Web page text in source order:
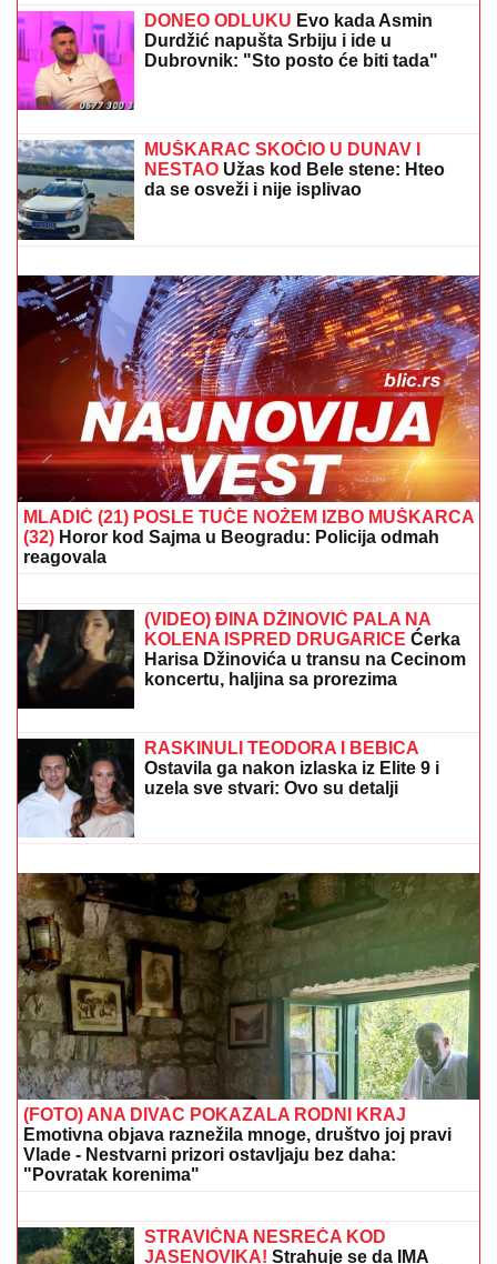
MONSTRUOZNE PORUKENakon
pretnji Ane Nikolić proživljava horor,
sve objavila: "Patetični ste"
Dubrovnik: "Sto posto će biti tada"
(VIDEO) TRUDNA ANITA DOVEZLA LUKU NA PINK
Strasno se grle i ljube u kolima, ne pušta ga: Blista
pred porođaj
MUŠKARAC SKOČIO U DUNAV I
NESTAO Užas kod Bele stene: Hteo
da se osveži i nije isplivao
(FOTO) MILICU VELIČKOVIĆ
ZADESILA NOVA NEPRIJATNOST NA
ADI BOJANIProlazi kroz agoniju,
oglasila se i otkrila šta se dešava
MLADIĆ (21) POSLE TUČE NOŽEM IZBO MUŠKARCA
(32)Horor kod Sajma u Beogradu: Policija odmah
reagovala
ŽENA MARKA JANKETIĆA U
KUPAĆEM!Glumac objavio slike sa
letovanja, razmenjuju nežnosti na
plaži: On bez majice, pokazao koliko je
posvećen otac
(VIDEO) ĐINA DŽINOVIĆ PALA NA
KOLENA ISPRED DRUGARICE
Harisa Džinovića u transu na Cecinom
pokazala previše